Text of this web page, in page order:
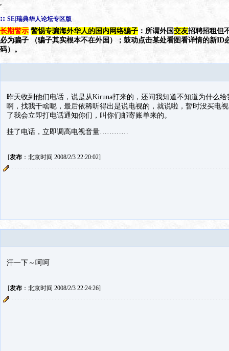
:: SE|瑞典华人论坛专区版
长期警示 警惕专骗海外华人的国内网络骗子 ：所谓外国交友招聘招租但
必为骗子 （骗子其实根本不在外国）；鼓动点击某处看图看详情的新ID
码）。
昨天收到他们电话，说是从Kiruna打来的，还问我知道不知道为什么
啊，找我干啥呢，最后依稀听得出是说电视的，就说啦，暂时没买电
了我会立即打电话通知你们，叫你们邮寄账单来的。
挂了电话，立即调高电视音量…………
[发布：北京时间 2008/2/3 22:20:02]
汗一下～呵呵
[发布：北京时间 2008/2/3 22:24:26]